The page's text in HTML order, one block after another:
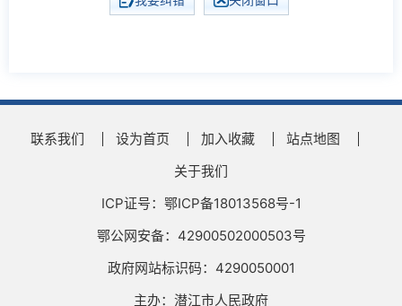
联系我们 设为首页 加入收藏
站点地图
关于我们
ICP证号：鄂ICP备18013568号-1
鄂公网安备：42900502000503号
政府网站标识码：4290050001
主办：潜江市人民政府